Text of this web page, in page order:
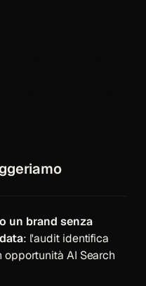
un brand senza
: l'audit identifica
AI Search